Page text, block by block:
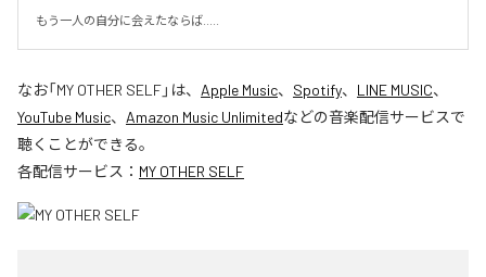
もう一人の自分に会えたならば.....
なお「MY OTHER SELF」は、 Apple Music、 Spotify、 LINE MUSIC、
YouTube Music、 Amazon Music Unlimitedなどの音楽配信サービスで
聴くことができる。
各配信サービス： MY OTHER SELF